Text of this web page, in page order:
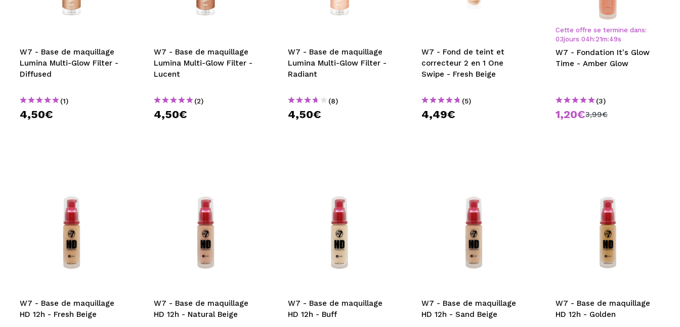
MAQUIFARMA
TRAVEL SIZE
NATURE
OFFRES
CRÉER UN COMPTE
W7 - Base de maquillage
Lumina Multi-Glow Filter -
Diffused
(1)
4,50€
W7 - Base de maquillage
Lumina Multi-Glow Filter -
Lucent
(2)
4,50€
W7 - Base de maquillage
Lumina Multi-Glow Filter -
Radiant
(8)
4,50€
W7 - Fond de teint et
correcteur 2 en 1 One
Swipe - Fresh Beige
(5)
4,49€
Cette offre se termine dans:
03jours 04 h:21m:48s
W7 - Fondation It's Glow
Time - Amber Glow
(3)
1,20€3,99€
W7 - Base de maquillage
HD 12h - Fresh Beige
W7 - Base de maquillage
HD 12h - Natural Beige
W7 - Base de maquillage
HD 12h - Buff
W7 - Base de maquillage
HD 12h - Sand Beige
W7 - Base de maquillage
HD 12h - Golden